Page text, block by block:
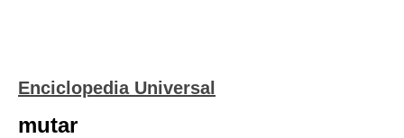
Enciclopedia Universal
mutar